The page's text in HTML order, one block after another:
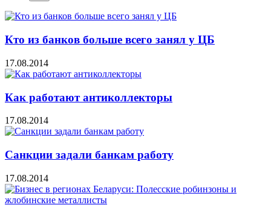
Кто из банков больше всего занял у ЦБ
17.08.2014
Как работают антиколлекторы
17.08.2014
Санкции задали банкам работу
17.08.2014